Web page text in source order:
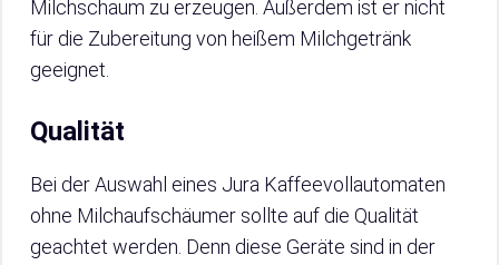
Milchschaum zu erzeugen. Außerdem ist er nicht
für die Zubereitung von heißem Milchgetränk
geeignet.
Qualität
Bei der Auswahl eines Jura Kaffeevollautomaten
ohne Milchaufschäumer sollte auf die Qualität
geachtet werden. Denn diese Geräte sind in der